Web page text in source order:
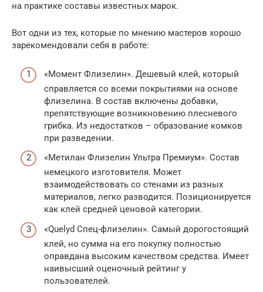
на практике составы известных марок.
Вот одни из тех, которые по мнению мастеров хорошо
зарекомендовали себя в работе:
«Момент Флизелин». Дешевый клей, который
справляется со всеми покрытиями на основе
флизелина. В состав включены добавки,
препятствующие возникновению плесневого
грибка. Из недостатков – образование комков
при разведении.
«Метилан Флизелин Ультра Премиум». Состав
немецкого изготовителя. Может
взаимодействовать со стенами из разных
материалов, легко разводится. Позиционируется
как клей средней ценовой категории.
«Quelyd Спец-флизелин». Самый дорогостоящий
клей, но сумма на его покупку полностью
оправдана высоким качеством средства. Имеет
наивысший оценочный рейтинг у
пользователей.